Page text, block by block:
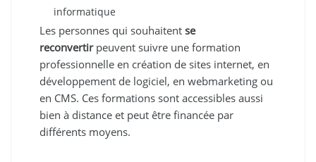
informatique
Les personnes qui souhaitent se
reconvertirpeuvent suivre une formation
professionnelle en création de sites internet, en
développement de logiciel, en webmarketing ou
en CMS. Ces formations sont accessibles aussi
bien à distance et peut être financée par
différents moyens.